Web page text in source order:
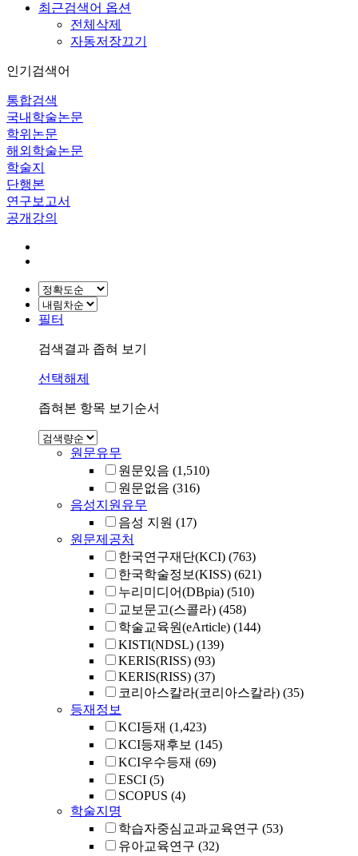
최근검색어 옵션
전체삭제
자동저장끄기
인기검색어
통합검색
국내학술논문
학위논문
해외학술논문
학술지
단행본
연구보고서
공개강의
필터
검색결과 좁혀 보기
선택해제
좁혀본 항목 보기순서
원문유무
원문있음 (1,510)
원문없음 (316)
음성지원유무
음성 지원 (17)
원문제공처
한국연구재단(KCI) (763)
한국학술정보(KISS) (621)
누리미디어(DBpia) (510)
교보문고(스콜라) (458)
학술교육원(eArticle) (144)
KISTI(NDSL) (139)
KERIS(RISS) (93)
KERIS(RISS) (37)
코리아스칼라(코리아스칼라) (35)
등재정보
KCI등재 (1,423)
KCI등재후보 (145)
KCI우수등재 (69)
ESCI (5)
SCOPUS (4)
학술지명
학습자중심교과교육연구 (53)
유아교육연구 (32)